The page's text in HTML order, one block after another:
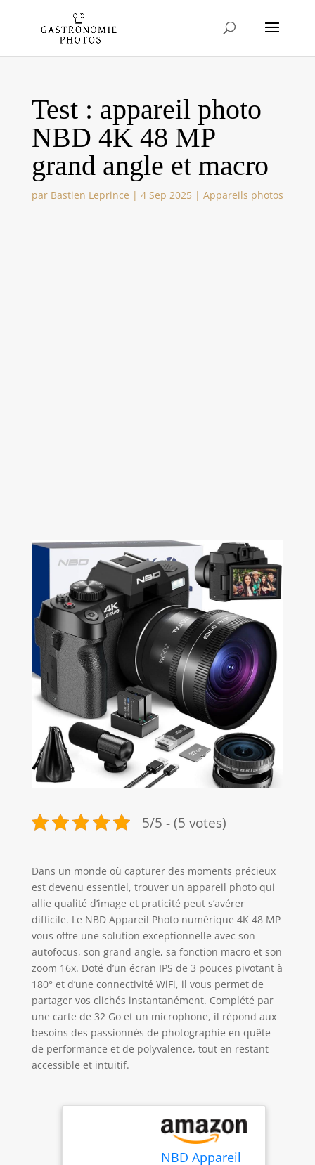
Test : appareil photo
NBD 4K 48 MP
grand angle et macro
par Bastien Leprince | 4 Sep 2025| Appareils photos
5/5 - (5 votes)
Dans un monde où capturer des moments précieux
est devenu essentiel, trouver un appareil photo qui
allie qualité d’image et praticité peut s’avérer
difficile. Le NBD Appareil Photo numérique 4K 48 MP
vous offre une solution exceptionnelle avec son
autofocus, son grand angle, sa fonction macro et son
zoom 16x. Doté d’un écran IPS de 3 pouces pivotant à
180° et d’une connectivité WiFi, il vous permet de
partager vos clichés instantanément. Complété par
une carte de 32 Go et un microphone, il répond aux
besoins des passionnés de photographie en quête
de performance et de polyvalence, tout en restant
accessible et intuitif.
NBD Appareil